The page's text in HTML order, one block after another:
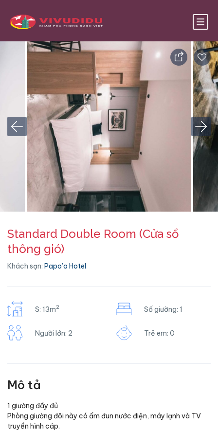
Standard Double Room (Cửa sổ
thông gió)
Khách sạn: Papo’a Hotel
S: 13m2 Số giường: 1
Người lớn: 2 Trẻ em: 0
Mô tả
1 giường đầy đủ
Phòng giường đôi này có ấm đun nước điện, máy lạnh và TV
truyền hình cáp.